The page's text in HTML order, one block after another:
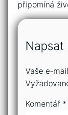
připomíná
Vaše e-
Komentář *